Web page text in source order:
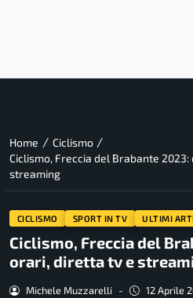
Home / Ciclismo /
Ciclismo, Freccia del Brabante
streaming
CICLISMO SPORT IN TV ULTIMI
Ciclismo, Freccia del
orari, diretta tv e
Michele Muzzarelli - 12 Aprile